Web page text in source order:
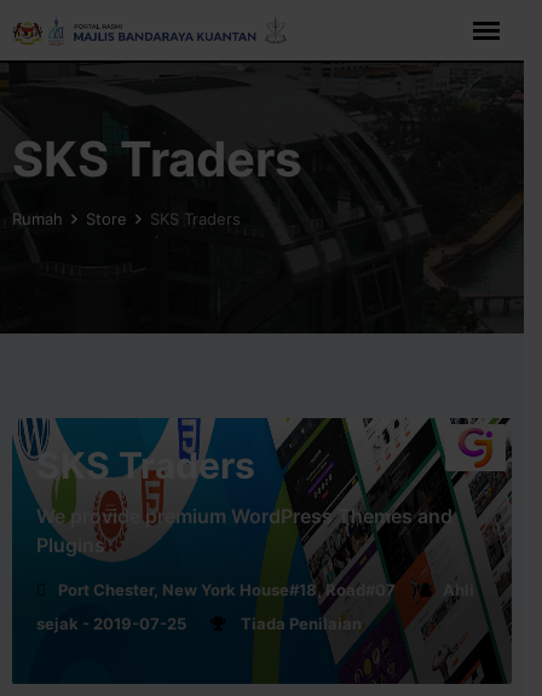
Langkau
SKS Traders
Rumah Store SKS Traders
SKS Traders
We provide premium WordPress Themes and
Plugins
Port Chester, New York House#18, Road#07
Ahli
sejak - 2019-07-25
Tiada Penilaian